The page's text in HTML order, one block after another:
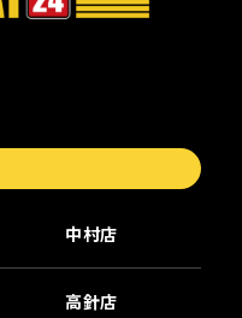
中村店
高針店